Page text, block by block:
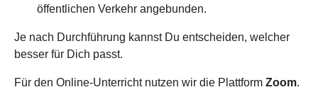
öffentlichen Verkehr angebunden.
Je nach Durchführung kannst Du entscheiden, welcher
besser für Dich passt.
Für den Online-Unterricht nutzen wir die Plattform Zoom.